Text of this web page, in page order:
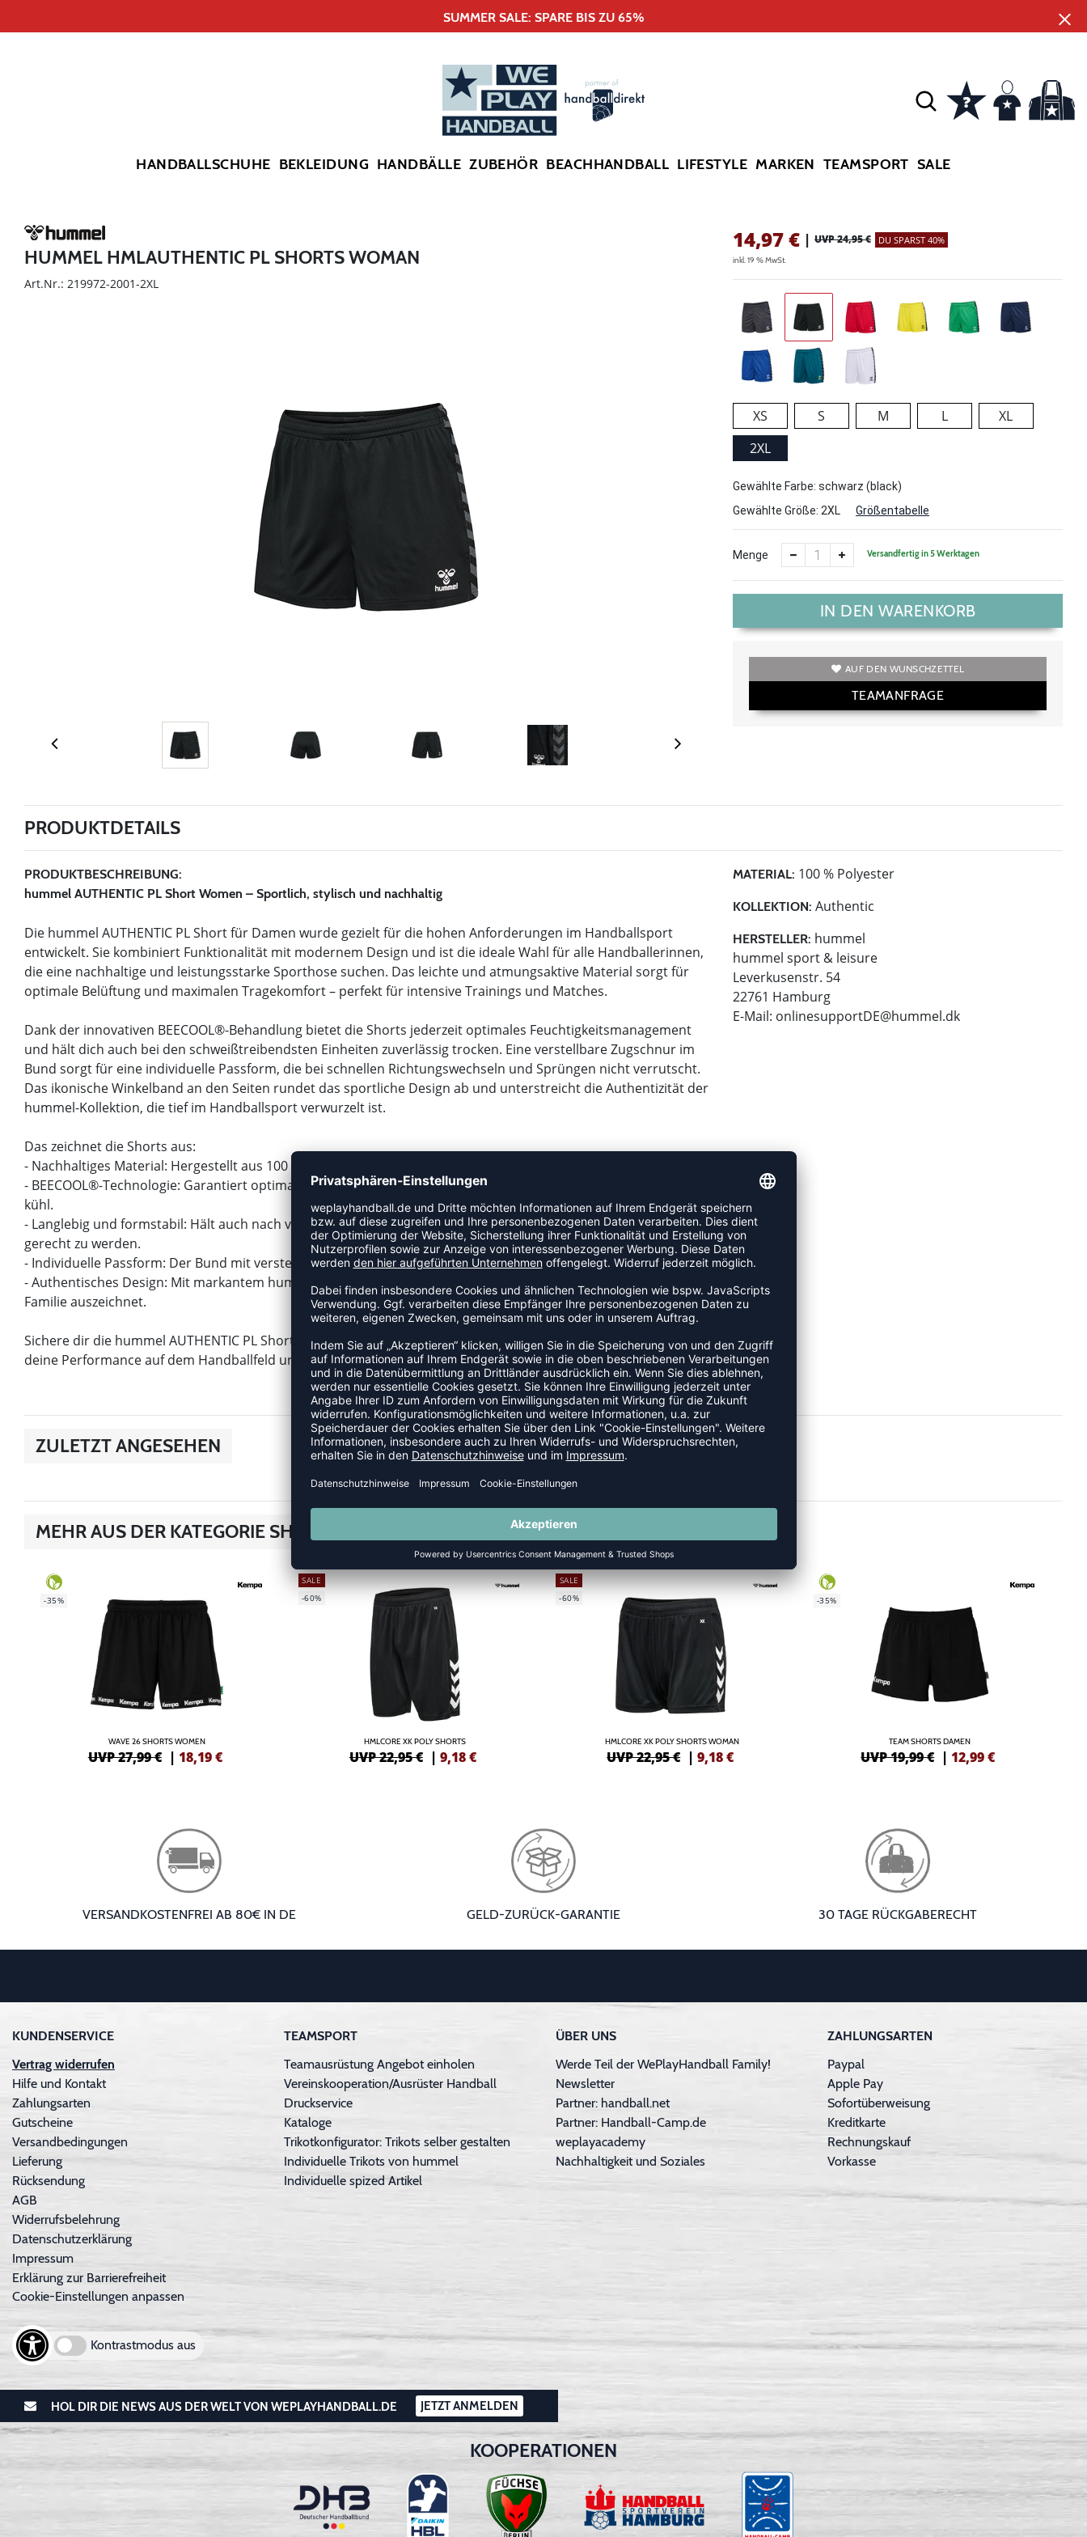
SUMMER SALE: SPARE BIS ZU 65%
HANDBALLSCHUHE BEKLEIDUNG HANDBÄLLE ZUBEHÖR BEACHHANDBALL LIFESTYLE MARKEN TEAMSPORT SALE
HUMMEL HMLAUTHENTIC PL SHORTS WOMAN
Art.Nr.: 219972-2001-2XL
14,97€ | UVP 24,95 € DU SPARST 40%
inkl. 19 % MwSt.
XS S M L
XL
2XL
Gewählte Farbe: schwarz (black)
Gewählte Größe: 2XL Größentabelle
Menge Versandfertig in 5 Werktagen
IN DEN WARENKORB
AUF DEN WUNSCHZETTEL
TEAMANFRAGE
PRODUKTDETAILS
PRODUKTBESCHREIBUNG:
hummel AUTHENTIC PL Short Women – Sportlich, stylisch und nachhaltig
Die hummel AUTHENTIC PL Short für Damen wurde gezielt für die hohen Anforderungen im Handballsport
entwickelt. Sie kombiniert Funktionalität mit modernem Design und ist die ideale Wahl für alle Handballerinnen,
die eine nachhaltige und leistungsstarke Sporthose suchen. Das leichte und atmungsaktive Material sorgt für
optimale Belüftung und maximalen Tragekomfort – perfekt für intensive Trainings und Matches.
Dank der innovativen BEECOOL®-Behandlung bietet die Shorts jederzeit optimales Feuchtigkeitsmanagement
und hält dich auch bei den schweißtreibendsten Einheiten zuverlässig trocken. Eine verstellbare Zugschnur im
Bund sorgt für eine individuelle Passform, die bei schnellen Richtungswechseln und Sprüngen nicht verrutscht.
Das ikonische Winkelband an den Seiten rundet das sportliche Design ab und unterstreicht die Authentizität der
hummel-Kollektion, die tief im Handballsport verwurzelt ist.
Das zeichnet die Shorts aus:
- Nachhaltiges Material: Hergestellt aus 100 % recyceltem Polyester – für umweltbewusste Sportlerinnen.
- BEECOOL®-Technologie: Garantiert optimales Feuchtigkeitsmanagement und hält dich während des Spiels
kühl.
- Langlebig und formstabil: Hält auch nach vielen Wäschen die Passform, um den Anforderungen des Handballs
gerecht zu werden.
- Individuelle Passform: Der Bund mit verstellbarer Zugschnur sorgt für sicheren Halt bei jeder Bewegung.
- Authentisches Design: Mit markantem hummel-Winkelband an den Seiten, das dich als Teil der Handball-
Familie auszeichnet.
Sichere dir die hummel AUTHENTIC PL Short Women und profitiere von einem leistungsstarken Produkt, das
deine Performance auf dem Handballfeld unterstützt.
MATERIAL: 100 % Polyester
KOLLEKTION: Authentic
HERSTELLER: hummel
hummel sport & leisure
Leverkusenstr. 54
22761 Hamburg
E-Mail: onlinesupportDE@hummel.dk
ZULETZT ANGESEHEN
MEHR AUS DER KATEGORIE SHORTS
-35%
WAVE 26 SHORTS WOMEN
UVP 27,99 € | 18,19€
SALE
-60%
HMLCORE XK POLY SHORTS
UVP 22,95 € | 9,18€
SALE
-60%
HMLCORE XK POLY SHORTS WOMAN
UVP 22,95 € |9,18€
-35%
TEAM SHORTS DAMEN
UVP 19,99 € |12,99€
VERSANDKOSTENFREI AB 80€ IN DE GELD-ZURÜCK-GARANTIE 30 TAGE RÜCKGABERECHT
KUNDENSERVICE
Vertrag widerrufen
Hilfe und Kontakt
Zahlungsarten
Gutscheine
Versandbedingungen
Lieferung
Rücksendung
AGB
Widerrufsbelehrung
Datenschutzerklärung
Impressum
Erklärung zur Barrierefreiheit
Cookie-Einstellungen anpassen
Kontrastmodus aus
TEAMSPORT
Teamausrüstung Angebot einholen
Vereinskooperation/Ausrüster Handball
Druckservice
Kataloge
Trikotkonfigurator: Trikots selber gestalten
Individuelle Trikots von hummel
Individuelle spized Artikel
ÜBER UNS
Werde Teil der WePlayHandball Family!
Newsletter
Partner: handball.net
Partner: Handball-Camp.de
weplayacademy
Nachhaltigkeit und Soziales
ZAHLUNGSARTEN
Paypal
Apple Pay
Sofortüberweisung
Kreditkarte
Rechnungskauf
Vorkasse
HOL DIR DIE NEWS AUS DER WELT VON WEPLAYHANDBALL.DE JETZT ANMELDEN
KOOPERATIONEN